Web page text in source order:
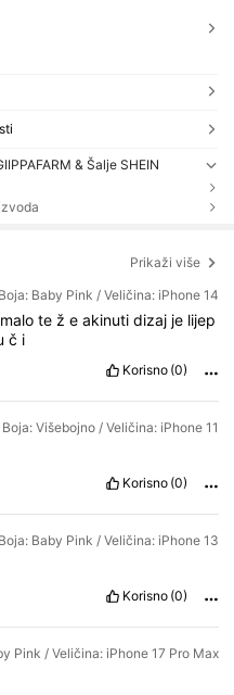
& Šalje SHEIN
Prikaži više
Boja: Baby Pink / Veličina: iPhone 14
malo te ž e akinuti dizaj je lijep
č i
Korisno (0)
Boja: Višebojno / Veličina: iPhone 11
Korisno (0)
Boja: Baby Pink / Veličina: iPhone 13
Korisno (0)
Pink / Veličina: iPhone 17 Pro Max